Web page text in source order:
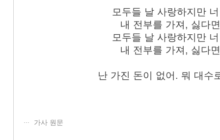
모두들 날 사랑하지만
내 전부를 가져, 싫다
모두들 날 사랑하지만
내 전부를 가져, 싫다
난 가진 돈이 없어. 뭐 대수
가사 원문